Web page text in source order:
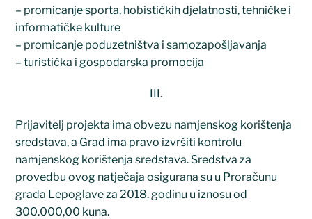
– promicanje sporta, hobističkih djelatnosti, tehničke i
informatičke kulture
– promicanje poduzetništva i samozapošljavanja
– turistička i gospodarska promocija
III.
Prijavitelj projekta ima obvezu namjenskog korištenja
sredstava, a Grad ima pravo izvršiti kontrolu
namjenskog korištenja sredstava. Sredstva za
provedbu ovog natječaja osigurana su u Proračunu
grada Lepoglave za 2018. godinu u iznosu od
300.000,00 kuna.